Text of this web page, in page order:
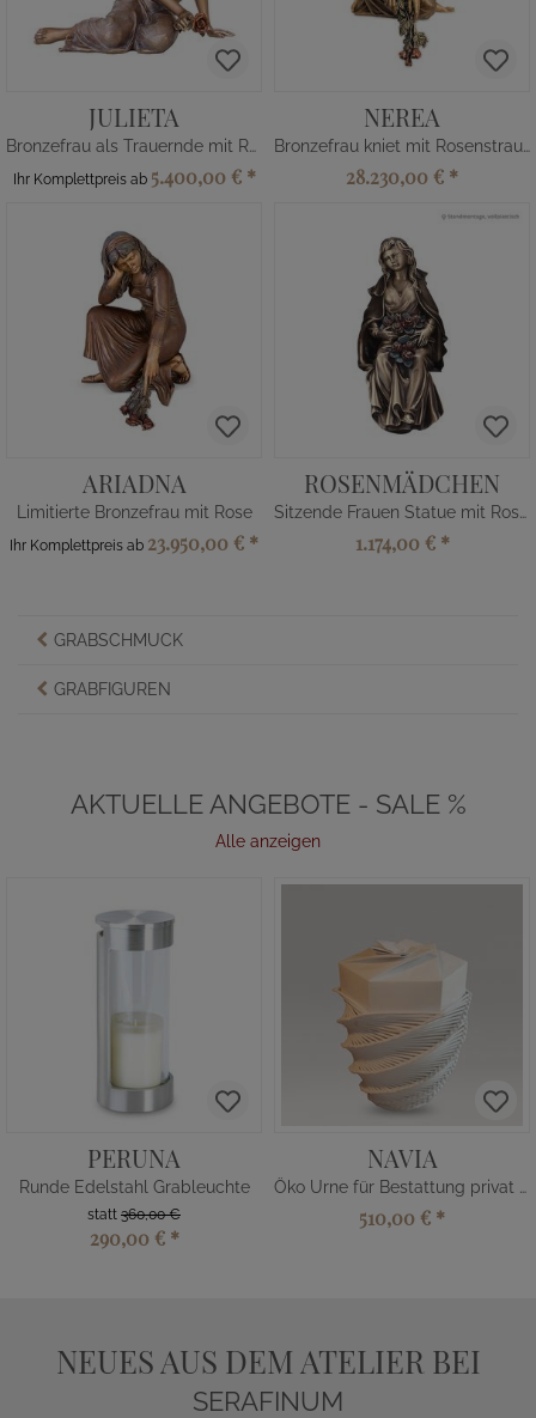
JULIETA
Bronzefrau als Trauernde mit Rose
Ihr Komplettpreis ab 5.400,00 € *
NEREA
Bronzefrau kniet mit Rosenstrauß
28.230,00 € *
ARIADNA
Limitierte Bronzefrau mit Rose
Ihr Komplettpreis ab 23.950,00 € *
ROSENMÄDCHEN
Sitzende Frauen Statue mit Rosen
1.174,00 € *
GRABSCHMUCK
GRABFIGUREN
AKTUELLE ANGEBOTE - SALE %
Alle anzeigen
PERUNA
Runde Edelstahl Grableuchte
statt 360,00 €
290,00 € *
NAVIA
Öko Urne für Bestattung privat kaufen
510,00 € *
NEUES AUS DEM ATELIER BEI
SERAFINUM